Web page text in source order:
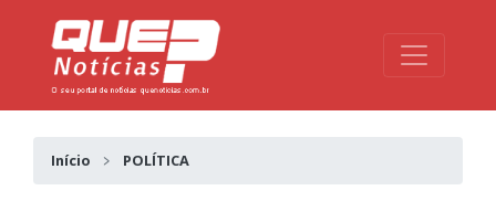
Toggle
Início POLÍTICA